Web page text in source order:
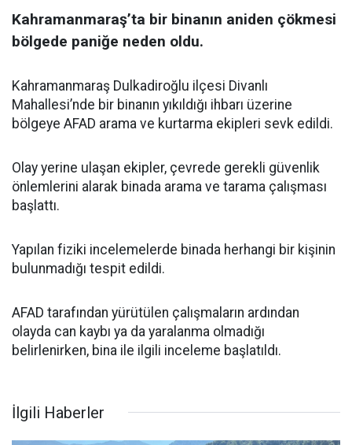
Kahramanmaraş’ta bir binanın aniden çökmesi
bölgede paniğe neden oldu.
Kahramanmaraş Dulkadiroğlu ilçesi Divanlı
Mahallesi’nde bir binanın yıkıldığı ihbarı üzerine
bölgeye AFAD arama ve kurtarma ekipleri sevk edildi.
Olay yerine ulaşan ekipler, çevrede gerekli güvenlik
önlemlerini alarak binada arama ve tarama çalışması
başlattı.
Yapılan fiziki incelemelerde binada herhangi bir kişinin
bulunmadığı tespit edildi.
AFAD tarafından yürütülen çalışmaların ardından
olayda can kaybı ya da yaralanma olmadığı
belirlenirken, bina ile ilgili inceleme başlatıldı.
İlgili Haberler